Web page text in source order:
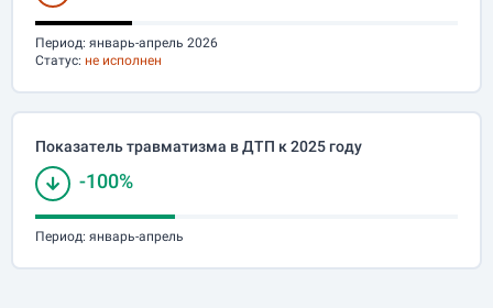
Период: январь-апрель 2026
Статус: не исполнен
Показатель травматизма в ДТП к 2025 году
-100%
Период: январь-апрель